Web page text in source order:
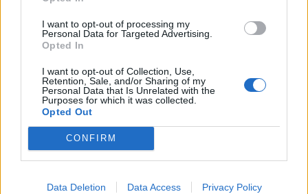
I want to opt-out of processing my
Personal Data for Targeted Advertising.
Opted In
I want to opt-out of Collection, Use,
Retention, Sale, and/or Sharing of my
Personal Data that Is Unrelated with the
Purposes for which it was collected.
Opted Out
CONFIRM
Data Deletion Data Access Privacy Policy
οι πιέσεις από το ηλεκτρονικό εμπόριο
Συναγερμός για άνδρα περιπατητή που ζήτησε τις πρώτες
βοήθειες κοντά στο φαράγγι του Τράφουλα
15:26
Στέφανος Τσιτσιπάς: Διακοπές στην Ελβετία με τη νέα
του σύντροφο (photos)
Λιονέλ Μέσι: Πέθανε ο πατέρας του